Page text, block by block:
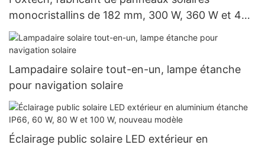
monocristallins de 182 mm, 300 W, 360 W et 400
W à prix avantageux
Lampadaire solaire tout-en-un, lampe étanche
pour navigation solaire
Éclairage public solaire LED extérieur en